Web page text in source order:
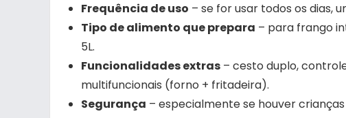
Frequência de uso – se for usar todos os dias,
Tipo de alimento que prepara – para frango
5L.
Funcionalidades extras – cesto duplo,
multifuncionais (forno + fritadeira).
Segurança – especialmente se houver